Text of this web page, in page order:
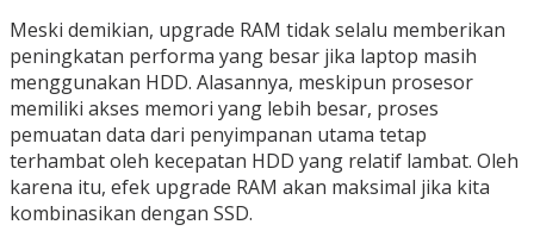
Meski demikian, upgrade RAM tidak selalu memberikan
peningkatan performa yang besar jika laptop masih
menggunakan HDD. Alasannya, meskipun prosesor
memiliki akses memori yang lebih besar, proses
pemuatan data dari penyimpanan utama tetap
terhambat oleh kecepatan HDD yang relatif lambat. Oleh
karena itu, efek upgrade RAM akan maksimal jika kita
kombinasikan dengan SSD.